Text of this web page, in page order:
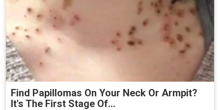
Find Papillomas On Your Neck Or Armpit?
It's The First Stage Of...